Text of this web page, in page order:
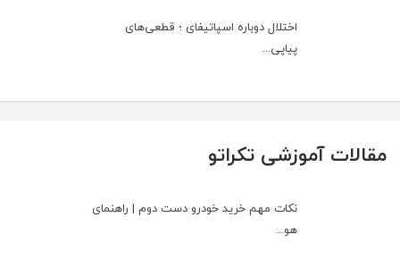
اختلال دوباره اسپاتیفای ؛ قطعی‌های
پیاپی...
مقالات آموزشی تکراتو
نکات مهم خرید خودرو دست دوم | راهنمای
هو...